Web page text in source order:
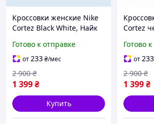
Кроссовки женские Nike
Cortez Black White, Найк
стильные, ретро,
повседневные,
демисезонные кросы
Готово к отправке
от233₴/мес
1 399₴
2 900 ₴
Купить
Cortez
города
Нейлон
Готово
от233
1 399₴
2 900 ₴